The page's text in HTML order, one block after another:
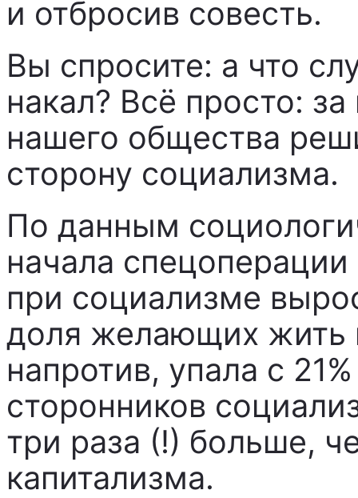
и отбросив совесть.
Вы спросите: а что
накал? Всё просто:
нашего общества
сторону социализма.
По данным
начала
при социализме
доля желающих жить
напротив, упала с
сторонников
три раза (!) больше,
капитализма.